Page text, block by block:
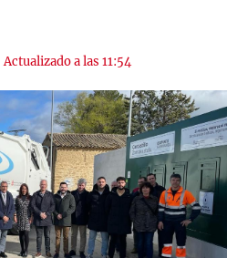
|Actualizado a las 11:54